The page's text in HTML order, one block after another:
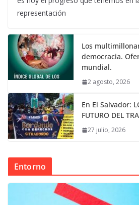
representación
Los
democracia.
mundial.
2 agosto, 2026
En El Salvador:
FUTURO DEL
27 julio, 2026
Entorno